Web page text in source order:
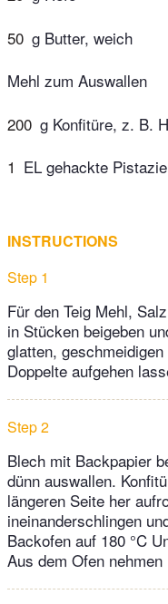
50 g Butter, weich
Mehl zum Auswallen
200 g Konfitüre, z. B.
1 EL gehackte
INSTRUCTIONS
Step 1
Für den Teig Mehl,
in Stücken beigeben
glatten,
Doppelte aufgehen
Step 2
Blech mit Backpapier
dünn auswallen.
längeren Seite her
ineinanderschlingen
Backofen auf 180 °C
Aus dem Ofen